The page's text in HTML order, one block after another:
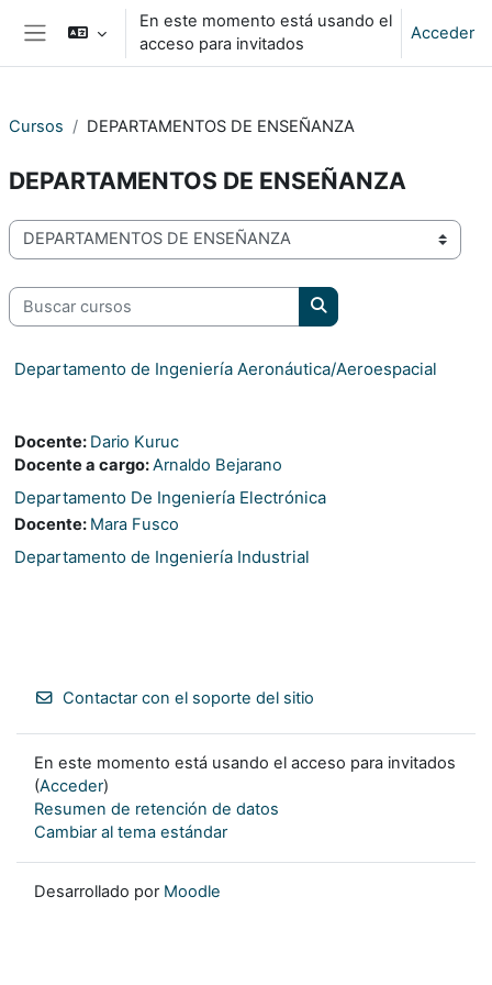
Salta al contenido principal
Panel lateral
En este momento está usando el
acceso para invitados
Acceder
Cursos DEPARTAMENTOS DE ENSEÑANZA
DEPARTAMENTOS DE ENSEÑANZA
Categorías
Buscar cursos
Buscar cursos
Departamento de Ingeniería Aeronáutica/Aeroespacial
Docente: Dario Kuruc
Docente a cargo:Arnaldo Bejarano
Departamento De Ingeniería Electrónica
Docente: Mara Fusco
Departamento de Ingeniería Industrial
Contactar con el soporte del sitio
En este momento está usando el acceso para invitados
(Acceder)
Resumen de retención de datos
Cambiar al tema estándar
Desarrollado por Moodle